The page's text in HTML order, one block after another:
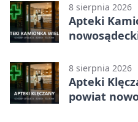
8 sierpnia 2026
Apteki
8 sierpnia 2026
Apteki
powiat